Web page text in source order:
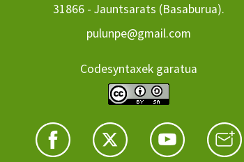
31866 - Jauntsarats (Basaburua).
pulunpe@gmail.com
Codesyntaxek garatua